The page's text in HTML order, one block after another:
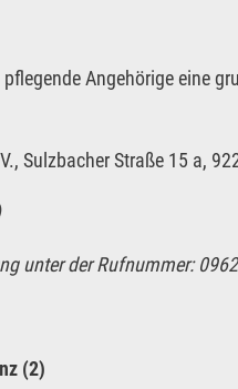
Angehörige eine
Sulzbacher Straße 15 a,
unter der Rufnummer:
(2)